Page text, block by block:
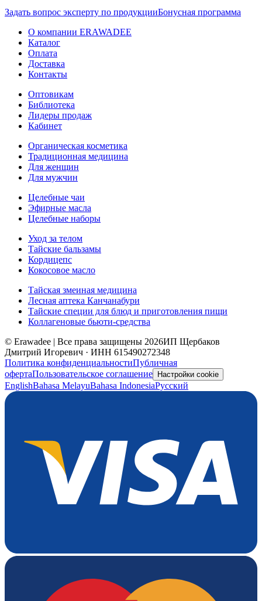
Задать вопрос эксперту по продукцииБонусная программа
О компании ERAWADEE
Каталог
Оплата
Доставка
Контакты
Оптовикам
Библиотека
Лидеры продаж
Кабинет
Органическая косметика
Традиционная медицина
Для женщин
Для мужчин
Целебные чаи
Эфирные масла
Целебные наборы
Уход за телом
Тайские бальзамы
Кордицепс
Кокосовое масло
Тайская змеиная медицина
Лесная аптека Канчанабури
Тайские специи для блюд и приготовления пищи
Коллагеновые бьюти-средства
© Erawadee | Все права защищены 2026ИП Щербаков
Дмитрий Игоревич · ИНН 615490272348
Политика конфиденциальностиПубличная
офертаПользовательское соглашение Настройки cookie
EnglishBahasa MelayuBahasa IndonesiaРусский